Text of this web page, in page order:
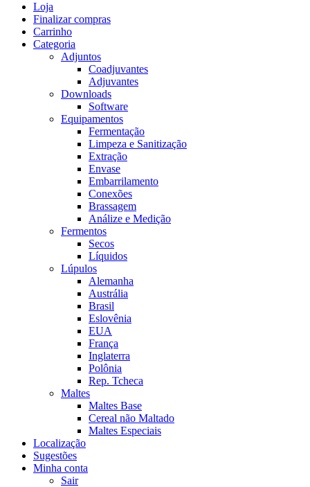
Loja
Finalizar compras
Carrinho
Categoria
Adjuntos
Coadjuvantes
Adjuvantes
Downloads
Software
Equipamentos
Fermentação
Limpeza e Sanitização
Extração
Envase
Embarrilamento
Conexões
Brassagem
Análize e Medição
Fermentos
Secos
Líquidos
Lúpulos
Alemanha
Austrália
Brasil
Eslovênia
EUA
França
Inglaterra
Polônia
Rep. Tcheca
Maltes
Maltes Base
Cereal não Maltado
Maltes Especiais
Localização
Sugestões
Minha conta
Sair